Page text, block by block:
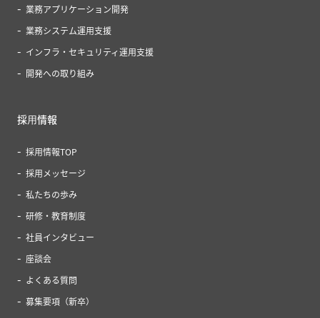
業務アプリケーション開発
業務システム運用支援
インフラ・セキュリティ運用支援
開発への取り組み
採⽤情報
採用情報TOP
採用メッセージ
私たちの歩み
研修・教育制度
社員インタビュー
座談会
よくある質問
募集要項（新卒）